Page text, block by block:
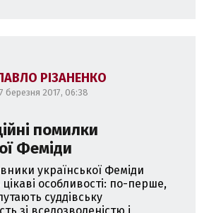
РІЗАНЕНКО
березня 2017, 06:38
помилки
Феміди
української Феміди
особливості: по-перше,
суддівську
зі вседозволеністю і